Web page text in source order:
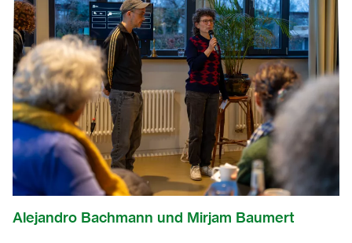
Alejandro Bachmann und Mirjam Baumert